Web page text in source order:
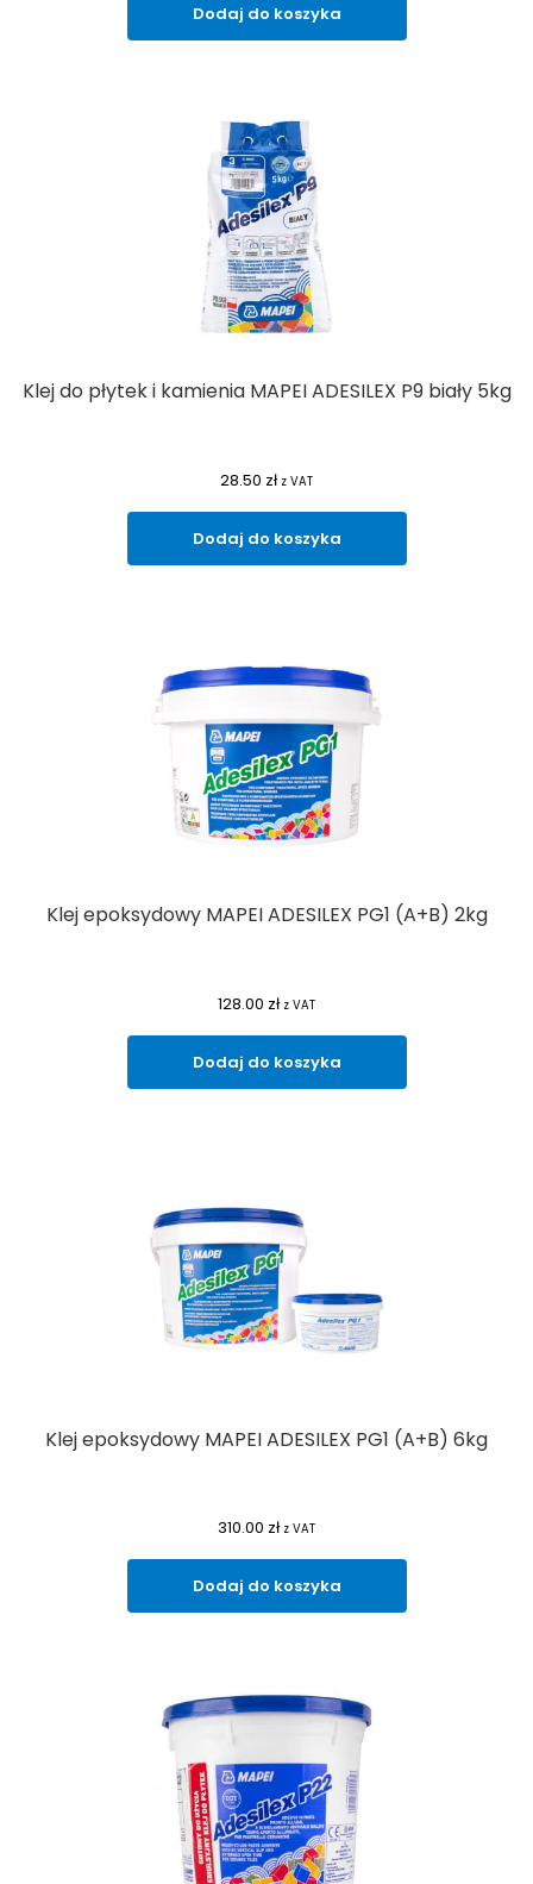
Dodaj do koszyka
Klej do płytek i kamienia MAPEI ADESILEX P9 biały 5kg
28.50 zł z VAT
Dodaj do koszyka
Klej epoksydowy MAPEI ADESILEX PG1 (A+B) 2kg
128.00 zł z VAT
Dodaj do koszyka
Klej epoksydowy MAPEI ADESILEX PG1 (A+B) 6kg
310.00 zł z VAT
Dodaj do koszyka